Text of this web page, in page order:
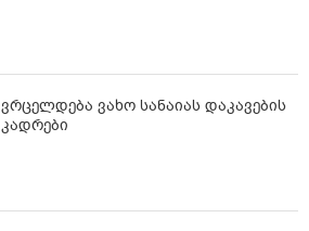
ვრცელდება ვახო სანაიას დაკავების
კადრები